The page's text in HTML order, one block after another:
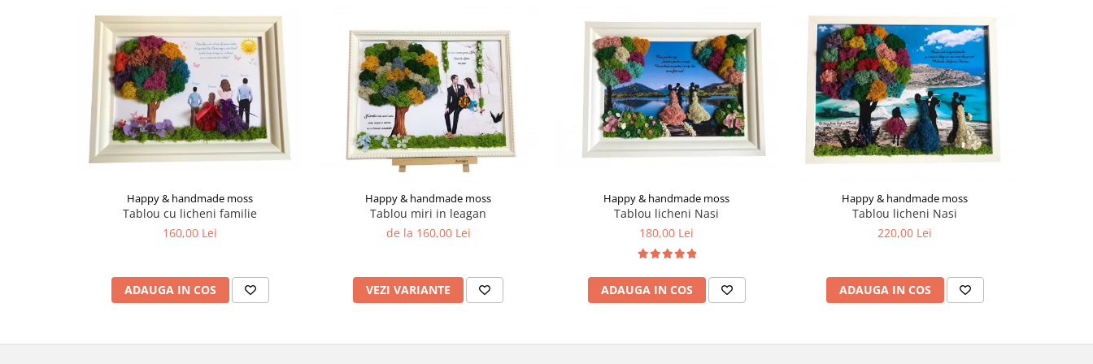
Happy & handmade moss
Tablou cu licheni familie
160,00 Lei
ADAUGA IN COS
Happy & handmade moss
Tablou miri in leagan
de la 160,00 Lei
VEZI VARIANTE
Happy & handmade moss
Tablou licheni Nasi
180,00 Lei
ADAUGA IN COS
Happy & handmade moss
Tablou licheni Nasi
220,00 Lei
ADAUGA IN COS